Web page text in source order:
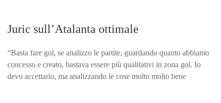
Juric sull’Atalanta ottimale
“Basta fare gol, se analizzo le partite, guardando quanto abbiamo
concesso e creato, bastava essere più qualitativi in zona gol. Io
devo accettarlo, ma analizzando le cose molto molto bene